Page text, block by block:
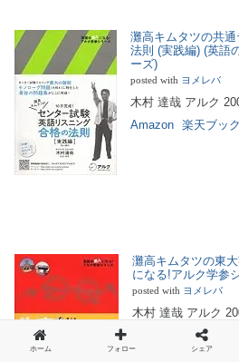
灘高キムタツの共
法則 (実践編) (英語
ーズ)
posted with ヨメレバ
木村 達哉 アルク
Amazon 楽天ブッ
灘高キムタツの東
になる!アルク学参
posted with ヨメレバ
木村 達哉 アルク
楽天ブッ
ホーム フォロー シェア